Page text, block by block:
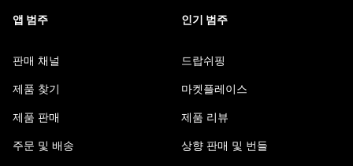
앱 범주
판매 채널
제품 찾기
제품 판매
주문 및 배송
인기 범주
드랍쉬핑
마켓플레이스
제품 리뷰
상향 판매 및 번들